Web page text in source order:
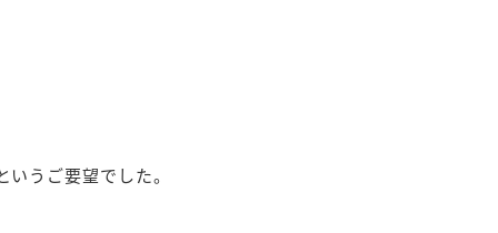
いうご要望でした。